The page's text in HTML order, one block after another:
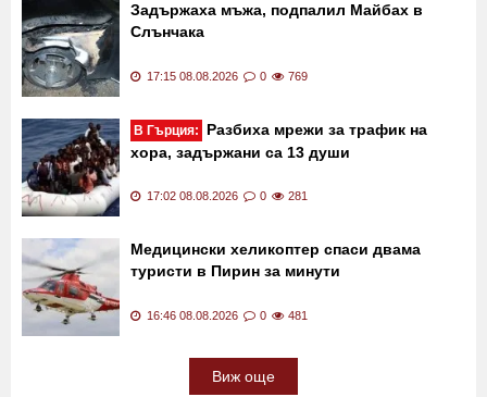
Задържаха мъжа, подпалил Майбах в
Слънчака
17:15 08.08.2026 0 769
В Гърция:
Разбиха мрежи за трафик на
хора, задържани са 13 души
17:02 08.08.2026 0 281
Медицински хеликоптер спаси двама
туристи в Пирин за минути
16:46 08.08.2026 0 481
Виж още